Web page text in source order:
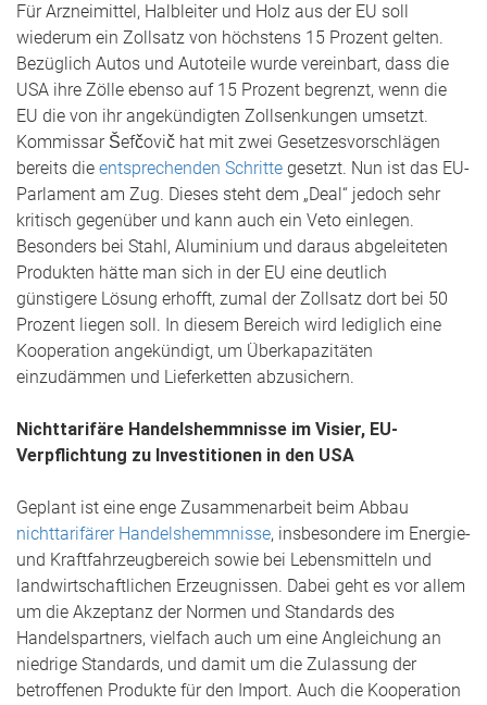
Für Arzneimittel, Halbleiter und Holz aus der EU soll
wiederum ein Zollsatz von höchstens 15 Prozent gelten.
Bezüglich Autos und Autoteile wurde vereinbart, dass die
USA ihre Zölle ebenso auf 15 Prozent begrenzt, wenn die
EU die von ihr angekündigten Zollsenkungen umsetzt.
Kommissar Šefčovič hat mit zwei Gesetzesvorschlägen
bereits die entsprechenden Schritte gesetzt. Nun ist das EU-
Parlament am Zug. Dieses steht dem „Deal“ jedoch sehr
kritisch gegenüber und kann auch ein Veto einlegen.
Besonders bei Stahl, Aluminium und daraus abgeleiteten
Produkten hätte man sich in der EU eine deutlich
günstigere Lösung erhofft, zumal der Zollsatz dort bei 50
Prozent liegen soll. In diesem Bereich wird lediglich eine
Kooperation angekündigt, um Überkapazitäten
einzudämmen und Lieferketten abzusichern.
Nichttarifäre Handelshemmnisse im Visier, EU-
Verpflichtung zu Investitionen in den USA
Geplant ist eine enge Zusammenarbeit beim Abbau
nichttarifärer Handelshemmnisse, insbesondere im Energie-
und Kraftfahrzeugbereich sowie bei Lebensmitteln und
landwirtschaftlichen Erzeugnissen. Dabei geht es vor allem
um die Akzeptanz der Normen und Standards des
Handelspartners, vielfach auch um eine Angleichung an
niedrige Standards, und damit um die Zulassung der
betroffenen Produkte für den Import. Auch die Kooperation